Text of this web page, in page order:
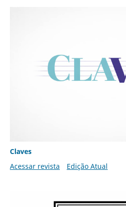
Claves
Acessar revista
Edição Atual